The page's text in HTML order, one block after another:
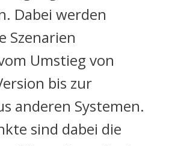
Dabei werden
Szenarien
Umstieg von
bis zur
anderen Systemen.
sind dabei die